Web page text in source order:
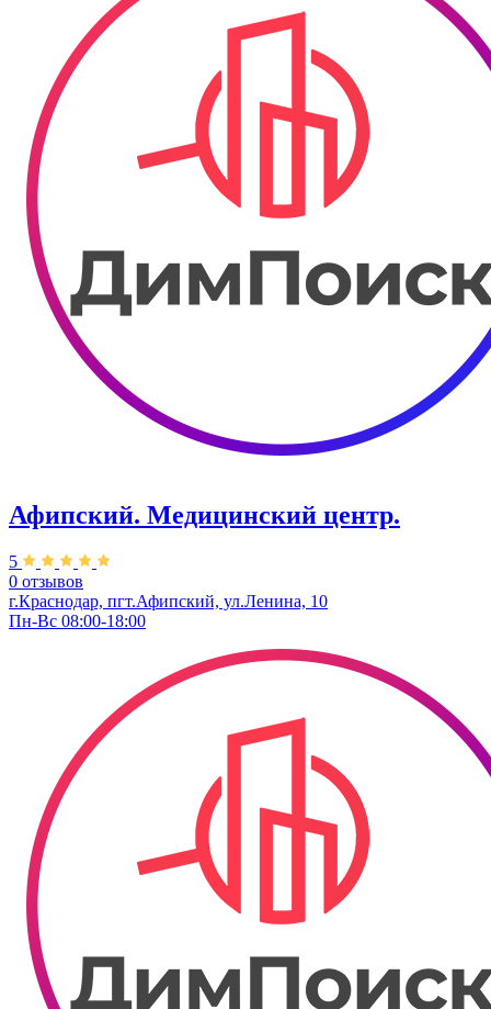
Афипский. Медицинский центр.
5
0 отзывов
г.Краснодар, пгт.Афипский, ул.Ленина, 10
Пн-Вс 08:00-18:00